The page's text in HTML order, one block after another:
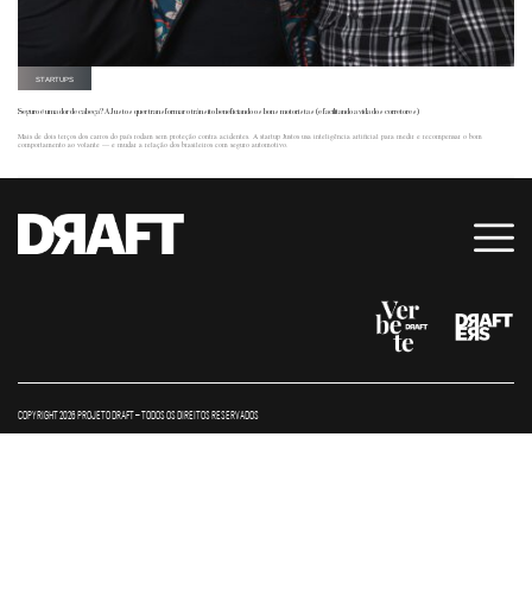
STARTUPS
Seguro é uma dor de cabeça? A Justos quer transformar o trânsito beneficiando os bons motoristas (e facilitando a vida dos corretores)
Mais de dois terços dos carros do país rodam sem proteção contra acidentes. A startup Justos usa inteligência artificial para medir e recompensar o bom
comportamento ao volante — e mudar a relação dos brasileiros com seguro automotivo.
COPYRIGHT 2026 PROJETO DRAFT – TODOS OS DIREITOS RESERVADOS